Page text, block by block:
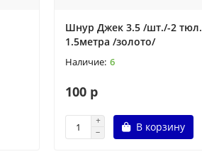
Шнур Джек 3.5 /шт./-2 тюл.
1.5метра /золото/
6
100 р
В корзину